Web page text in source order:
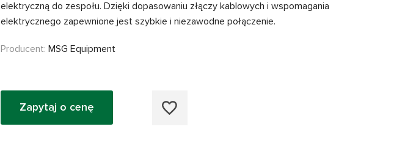
elektryczną do zespołu. Dzięki dopasowaniu złączy kablowych i wspomagania
elektrycznego zapewnione jest szybkie i niezawodne połączenie.
Producent: MSG Equipment
Zapytaj o cenę